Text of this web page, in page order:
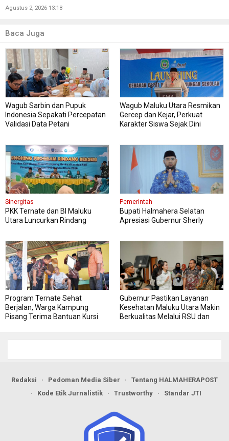
Agustus 2, 2026 13:18
Baca Juga
Wagub Sarbin dan Pupuk
Indonesia Sepakati Percepatan
Validasi Data Petani
Wagub Maluku Utara Resmikan
Gercep dan Kejar, Perkuat
Karakter Siswa Sejak Dini
Sinergitas
PKK Ternate dan BI Maluku
Utara Luncurkan Rindang
Pemerintah
Bupati Halmahera Selatan
Apresiasi Gubernur Sherly
Program Ternate Sehat
Berjalan, Warga Kampung
Pisang Terima Bantuan Kursi
Gubernur Pastikan Layanan
Kesehatan Maluku Utara Makin
Berkualitas Melalui RSU dan
Redaksi Pedoman Media Siber
Tentang HALMAHERAPOST
Kode Etik Jurnalistik
Trustworthy Standar JTI